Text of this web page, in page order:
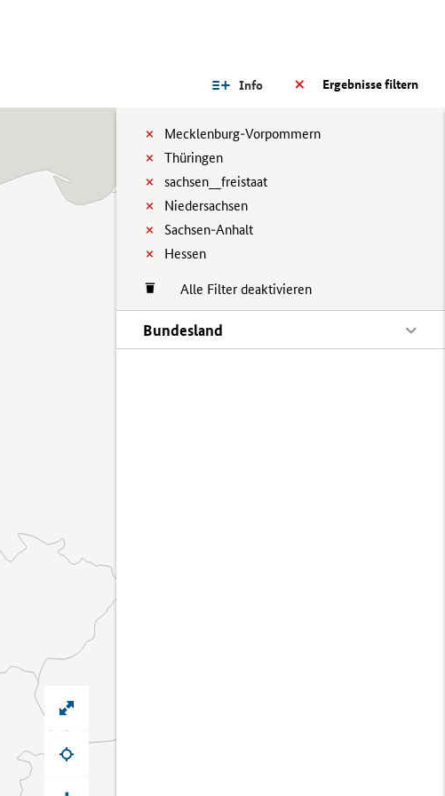
Ergebnisse filtern
Info
Mecklenburg-Vorpommern
Thüringen
sachsen__freistaat
Niedersachsen
Sachsen-Anhalt
Hessen
Alle Filter deaktivieren
Bundesland